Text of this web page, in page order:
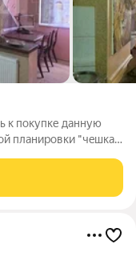
к покупке данную
плaнировки "чeшка".
соседи.